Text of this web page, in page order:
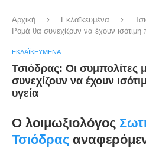
Αρχική Εκλαϊκευμένα
Ρομά θα συνεχίζουν να έχουν
ΕΚΛΑΪΚΕΥΜΈΝΑ
Τσιόδρας: Οι συμπολίτες
συνεχίζουν να έχουν
υγεία
Ο λοιμωξιολόγος
Τσιόδρας